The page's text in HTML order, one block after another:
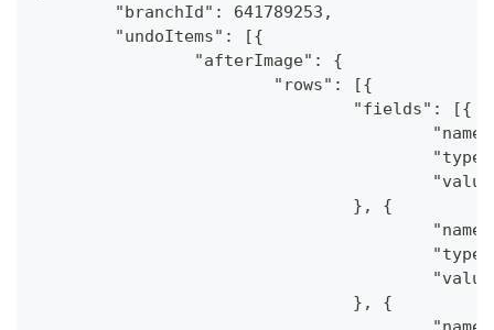
	"branchId": 641789253,
	"undoItems": [{
		"afterImage": {
			"rows": [{
				"fields": [{
				}, {
				}, {